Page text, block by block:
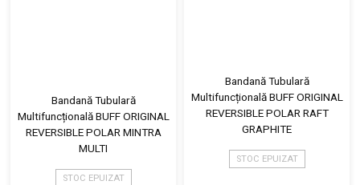
Bandană Tubulară
Multifuncțională BUFF ORIGINAL
REVERSIBLE POLAR MINTRA
MULTI
STOC EPUIZAT
Bandană Tubulară
Multifuncțională BUFF ORIGINAL
REVERSIBLE POLAR RAFT
GRAPHITE
STOC EPUIZAT